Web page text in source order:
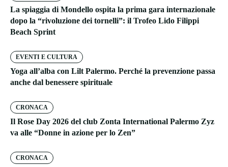
La spiaggia di Mondello ospita la prima gara internazionale
dopo la “rivoluzione dei tornelli”: il Trofeo Lido Filippi
Beach Sprint
EVENTI E CULTURA
Yoga all’alba con Lilt Palermo. Perché la prevenzione passa
anche dal benessere spirituale
CRONACA
Il Rose Day 2026 del club Zonta International Palermo Zyz
va alle “Donne in azione per lo Zen”
CRONACA